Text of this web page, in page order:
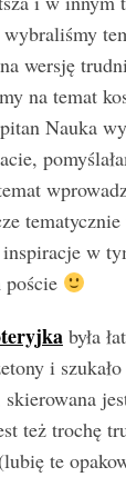
wersję
na temat
Nauka
inspiracje w
była
i
też trochę
te